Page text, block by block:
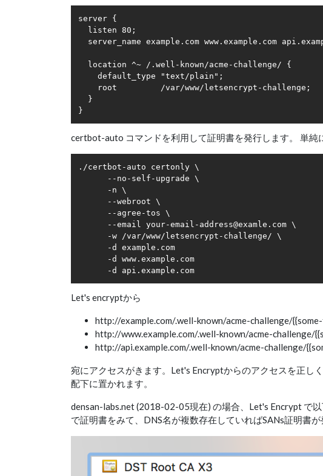
server {
  listen 80;
server_name example.com www.example.com
  location ^~ /.well-known/acme-challenge/ {
    default_type "text/plain";
    root         /var/www/letsencrypt-challenge;
  }
certbot-auto コマンドを利用して証明書を発行します。 単純
./certbot-auto certonly \
      --no-self-upgrade \
      -n \
      --webroot \
      --agree-tos \
      --email your-email-address@examle.com \
      -w /var/www/letsencrypt-challenge/ \
      -d example.com
      -d www.example.com
Let's encryptから
http://example.com/.well-known/acme-challenge/
http://www.example.com/.well-known/acme-challenge/
http://api.example.com/.well-known/acme-challenge/
宛にアクセスがきます。Let's Encryptからのアクセスを正
配下に置かれます。
densan-labs.net (2018-02-05現在) の場合、Let's Encrypt で
で証明書をみて、DNS名が複数存在していればSANs証明書が